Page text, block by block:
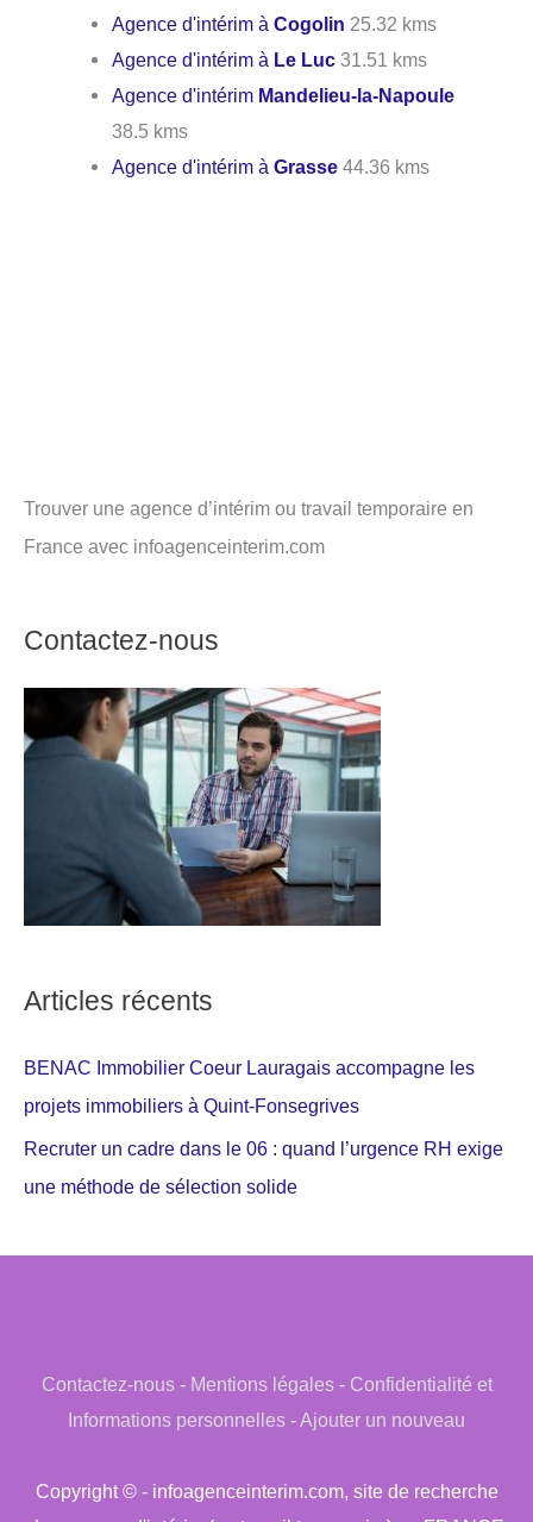
Agence d'intérim àCogolin 25.32 kms
Agence d'intérim à Le Luc 31.51 kms
Agence d'intérim Mandelieu-la-Napoule
38.5 kms
Agence d'intérim àGrasse 44.36 kms
Trouver une agence d’intérim ou travail temporaire en
France avec infoagenceinterim.com
Contactez-nous
Articles récents
BENAC Immobilier Coeur Lauragais accompagne les
projets immobiliers à Quint-Fonsegrives
Recruter un cadre dans le 06 : quand l’urgence RH exige
une méthode de sélection solide
Contactez-nous- Mentions légales- Confidentialité et
Informations personnelles -Ajouter un nouveau
Copyright © - infoagenceinterim.com, site de recherche